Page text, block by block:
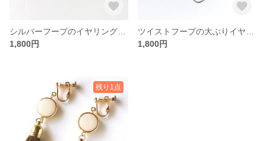
1,800円
1,800円
残り1点